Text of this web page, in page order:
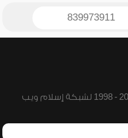
839973911